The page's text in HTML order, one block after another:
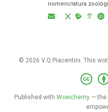
nomenclatura
© 2026 V.Q.Piacentini. This
Published with Wowchemy — the